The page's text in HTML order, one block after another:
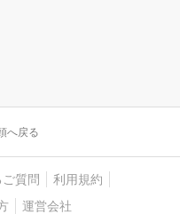
へ戻る
質問
利用規約
運営会社